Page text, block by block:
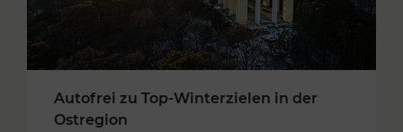
Autofrei zu Top-Winterzielen in der
Ostregion